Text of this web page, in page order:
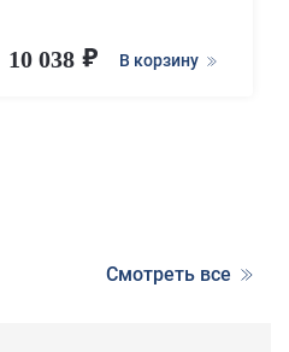
10 038 В корзину
Смотреть все